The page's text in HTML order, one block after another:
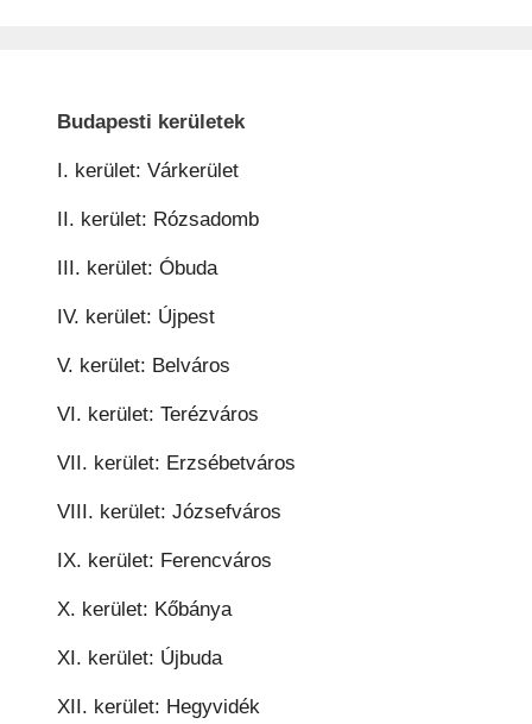
Budapesti kerületek
I. kerület: Várkerület
II. kerület: Rózsadomb
III. kerület: Óbuda
IV. kerület: Újpest
V. kerület: Belváros
VI. kerület: Terézváros
VII. kerület: Erzsébetváros
VIII. kerület: Józsefváros
IX. kerület: Ferencváros
X. kerület: Kőbánya
XI. kerület: Újbuda
XII. kerület: Hegyvidék